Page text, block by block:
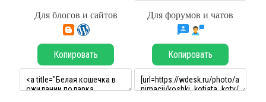
Для блогов и сайтов Для форумов и чатов
Копировать Копировать